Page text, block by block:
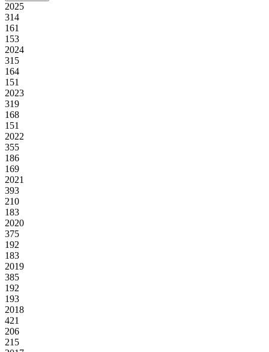
2025
314
161
153
2024
315
164
151
2023
319
168
151
2022
355
186
169
2021
393
210
183
2020
375
192
183
2019
385
192
193
2018
421
206
215